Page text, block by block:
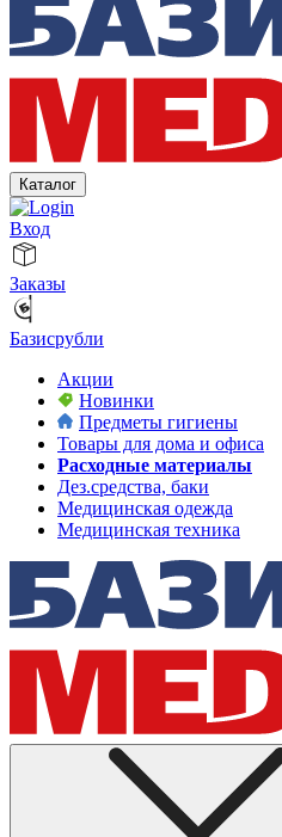
Каталог
Вход
Заказы
Базисрубли
Акции
Новинки
Предметы гигиены
Товары для дома и офиса
Расходные материалы
Дез.средства, баки
Медицинская одежда
Медицинская техника